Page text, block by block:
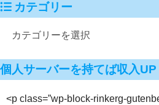
カテゴリー
個人サーバーを持てば収入UP
<p class=”wp-block-rinkerg-